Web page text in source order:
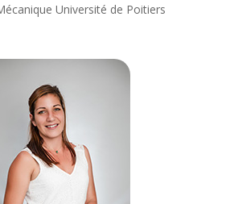
Université de Poitiers